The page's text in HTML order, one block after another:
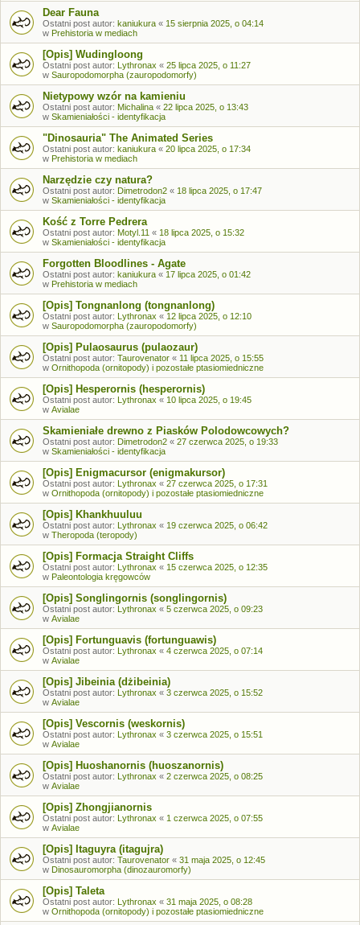
Dear Fauna
Ostatni post autor: kaniukura « 15 sierpnia 2025, o 04:14
w Prehistoria w mediach
[Opis] Wudingloong
Ostatni post autor: Lythronax « 25 lipca 2025, o 11:27
w Sauropodomorpha (zauropodomorfy)
Nietypowy wzór na kamieniu
Ostatni post autor: Michalina « 22 lipca 2025, o 13:43
w Skamieniałości - identyfikacja
"Dinosauria" The Animated Series
Ostatni post autor: kaniukura « 20 lipca 2025, o 17:34
w Prehistoria w mediach
Narzędzie czy natura?
Ostatni post autor: Dimetrodon2 « 18 lipca 2025, o 17:47
w Skamieniałości - identyfikacja
Kość z Torre Pedrera
Ostatni post autor: Motyl.11 « 18 lipca 2025, o 15:32
w Skamieniałości - identyfikacja
Forgotten Bloodlines - Agate
Ostatni post autor: kaniukura « 17 lipca 2025, o 01:42
w Prehistoria w mediach
[Opis] Tongnanlong (tongnanlong)
Ostatni post autor: Lythronax « 12 lipca 2025, o 12:10
w Sauropodomorpha (zauropodomorfy)
[Opis] Pulaosaurus (pulaozaur)
Ostatni post autor: Taurovenator « 11 lipca 2025, o 15:55
w Ornithopoda (ornitopody) i pozostałe ptasiomiedniczne
[Opis] Hesperornis (hesperornis)
Ostatni post autor: Lythronax « 10 lipca 2025, o 19:45
w Avialae
Skamieniałe drewno z Piasków Polodowcowych?
Ostatni post autor: Dimetrodon2 « 27 czerwca 2025, o 19:33
w Skamieniałości - identyfikacja
[Opis] Enigmacursor (enigmakursor)
Ostatni post autor: Lythronax « 27 czerwca 2025, o 17:31
w Ornithopoda (ornitopody) i pozostałe ptasiomiedniczne
[Opis] Khankhuuluu
Ostatni post autor: Lythronax « 19 czerwca 2025, o 06:42
w Theropoda (teropody)
[Opis] Formacja Straight Cliffs
Ostatni post autor: Lythronax « 15 czerwca 2025, o 12:35
w Paleontologia kręgowców
[Opis] Songlingornis (songlingornis)
Ostatni post autor: Lythronax « 5 czerwca 2025, o 09:23
w Avialae
[Opis] Fortunguavis (fortunguawis)
Ostatni post autor: Lythronax « 4 czerwca 2025, o 07:14
w Avialae
[Opis] Jibeinia (dżibeinia)
Ostatni post autor: Lythronax « 3 czerwca 2025, o 15:52
w Avialae
[Opis] Vescornis (weskornis)
Ostatni post autor: Lythronax « 3 czerwca 2025, o 15:51
w Avialae
[Opis] Huoshanornis (huoszanornis)
Ostatni post autor: Lythronax « 2 czerwca 2025, o 08:25
w Avialae
[Opis] Zhongjianornis
Ostatni post autor: Lythronax « 1 czerwca 2025, o 07:55
w Avialae
[Opis] Itaguyra (itagujra)
Ostatni post autor: Taurovenator « 31 maja 2025, o 12:45
w Dinosauromorpha (dinozauromorfy)
[Opis] Taleta
Ostatni post autor: Lythronax « 31 maja 2025, o 08:28
w Ornithopoda (ornitopody) i pozostałe ptasiomiedniczne